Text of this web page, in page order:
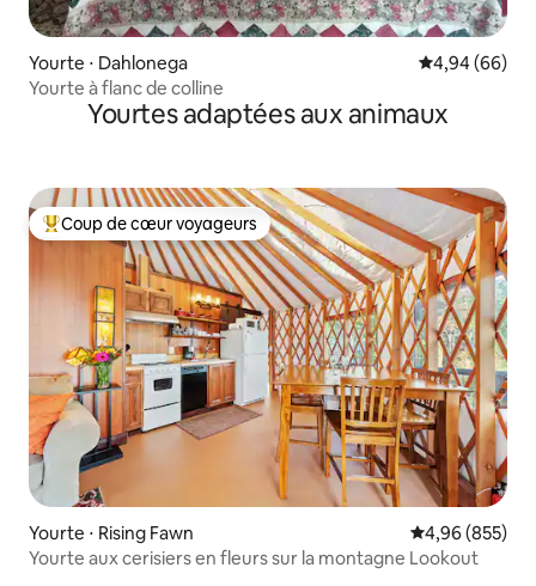
Yourte ⋅ Dahlonega Évaluation
4,94 (66)
Yourte à flanc de colline
Yourtes adaptées aux animaux
Coups de cœur voyageurs les plus appréciés
Coup de cœur voyageurs
Yourte ⋅ Rising Fawn Évaluation
4,96 (855)
Yourte aux cerisiers en fleurs sur la montagne Lookout